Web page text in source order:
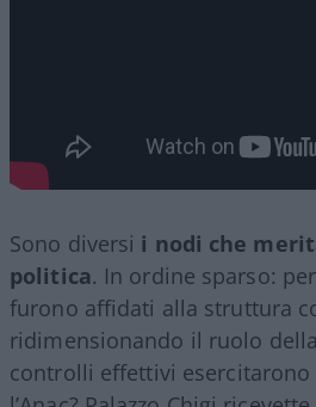
Sono diversi i nodi che
politica. In ordine sparso:
furono affidati alla struttura
ridimensionando il ruolo
controlli effettivi esercitarono